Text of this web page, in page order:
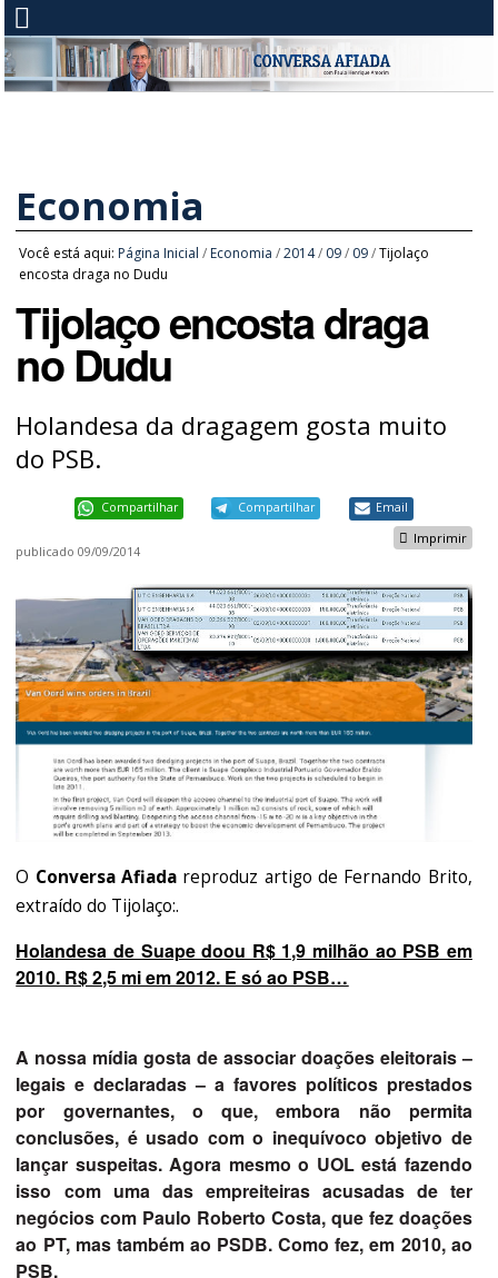
Economia
Você está aqui: Página Inicial / Economia /2014/ 09 / 09 /Tijolaço
encosta draga no Dudu
Tijolaço encosta draga
no Dudu
Holandesa da dragagem gosta muito
do PSB.
Compartilhar Compartilhar Email
Imprimir
publicado 09/09/2014
O Conversa Afiada reproduz artigo de Fernando Brito,
extraído do Tijolaço:.
Holandesa de Suape doou R$ 1,9 milhão ao PSB em
2010. R$ 2,5 mi em 2012. E só ao PSB…
A nossa mídia gosta de associar doações eleitorais –
legais e declaradas – a favores políticos prestados
por governantes, o que, embora não permita
conclusões, é usado com o inequívoco objetivo de
lançar suspeitas. Agora mesmo o UOL está fazendo
isso com uma das empreiteiras acusadas de ter
negócios com Paulo Roberto Costa, que fez doações
ao PT, mas também ao PSDB. Como fez, em 2010, ao
PSB.